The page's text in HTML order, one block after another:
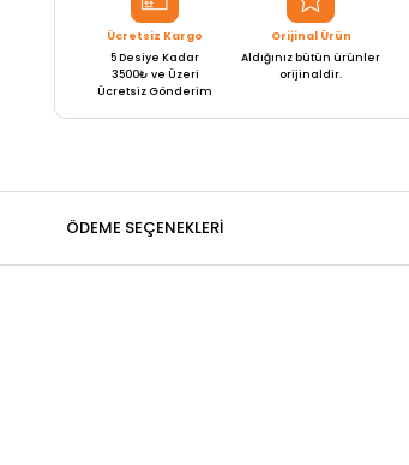
Ücretsiz Kargo
5 Desiye Kadar
3500₺ ve Üzeri
Ücretsiz Gönderim
Orijinal Ürün
Aldığınız bütün ürünler
orijinaldir.
ÖDEME SEÇENEKLERI